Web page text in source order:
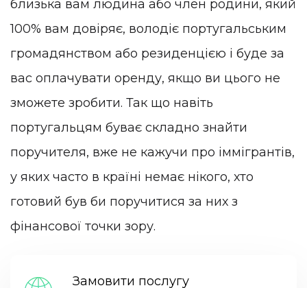
близька вам людина або член родини, який
100% вам довіряє, володіє португальським
громадянством або резиденцією і буде за
вас оплачувати оренду, якщо ви цього не
зможете зробити. Так що навіть
португальцям буває складно знайти
поручителя, вже не кажучи про іммігрантів,
у яких часто в країні немає нікого, хто
готовий був би поручитися за них з
фінансової точки зору.
Замовити послугу